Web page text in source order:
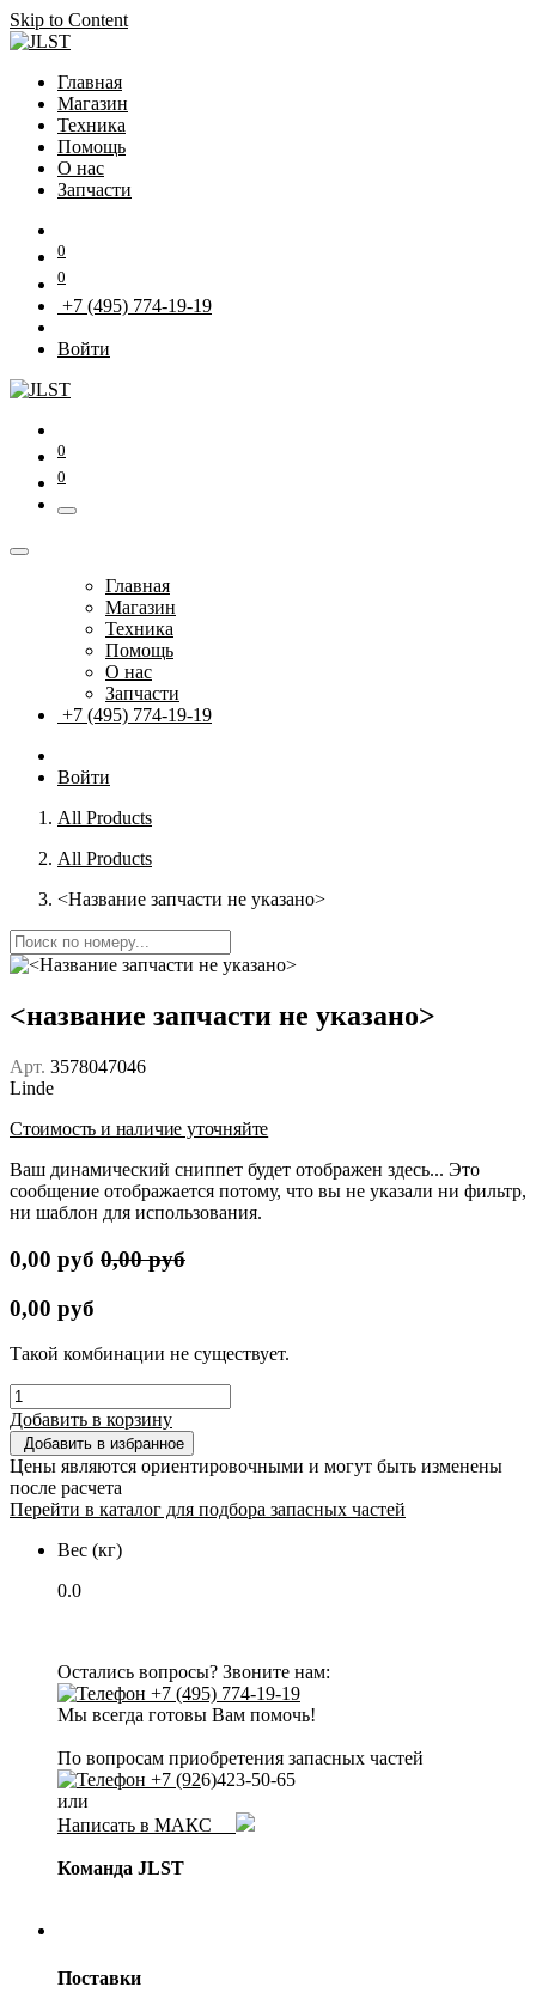
Skip to Content
Главная
Магазин
Техника
Помощь
О нас
Запчасти
0
0
+7 (495) 774-19-19
Войти
0
0
Главная
Магазин
Техника
Помощь
О нас
Запчасти
+7 (495) 774-19-19
Войти
All Products
All Products
<Название запчасти не указано>
<название запчасти не указано>
Арт. 3578047046
Linde
Стоимость и наличие уточняйте
Ваш динамический сниппет будет отображен здесь... Это
сообщение отображается потому, что вы не указали ни фильтр,
ни шаблон для использования.
0,00 руб 0,00руб
0,00 руб
Такой комбинации не существует.
Добавить в корзину
Добавить в избранное
Цены являются ориентировочными и могут быть изменены
после расчета
Перейти в каталог для подбора запасных частей
Вес (кг)
0.0
Остались вопросы? Звоните нам:
+7 (495) 774-19-19
Мы всегда готовы Вам помочь!
По вопросам приобретения запасных частей
+7 (926)423-50-65
или
Написать в МАКС
Команда JLST
Поставки